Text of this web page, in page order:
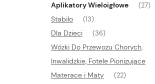
Aplikatory Wieloigłowe (27)
Stabilo (13)
Dla Dzieci (36)
Wózki Do Przewozu Chorych,
Inwalidzkie, Fotele Pionizujące
Materace i Maty (22)